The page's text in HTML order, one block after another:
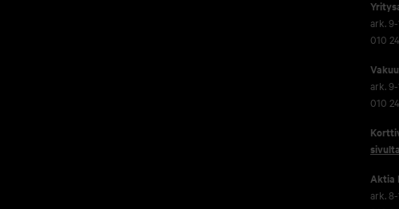
ark.
010
ark. 9-
010
sivulta
Aktia
ark. 8-